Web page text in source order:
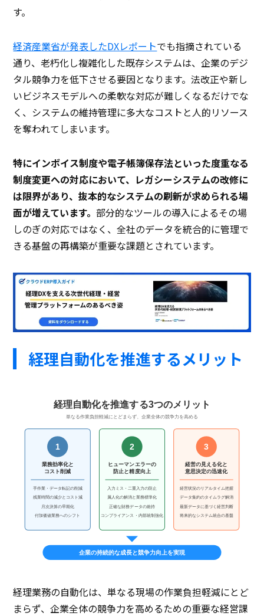
す。
経済産業省が発表したDXレポートでも指摘されている
通り、老朽化し複雑化した既存システムは、企業のデジ
タル競争力を低下させる要因となります。法改正や新し
いビジネスモデルへの柔軟な対応が難しくなるだけでな
く、システムの維持管理に多大なコストと人的リソース
を奪われてしまいます。
特にインボイス制度や電子帳簿保存法といった度重なる
制度変更への対応において、レガシーシステムの改修に
は限界があり、抜本的なシステムの刷新が求められる場
面が増えています。部分的なツールの導入によるその場
しのぎの対応ではなく、全社のデータを統合的に管理で
きる基盤の再構築が重要な課題とされています。
経理自動化を推進するメリット
経理自動化を推進する3つのメリット
単なる作業負担軽減にとどまらず、企業全体の競争力を高める
1
業務効率化と
コスト削減
手作業・データ転記の削減
残業時間の減少とコスト減
月次決算の早期化
付加価値業務へのシフト
2
ヒューマンエラーの
防止と精度向上
入力ミス・二重入力の防止
属人化の解消と業務標準化
正確な財務データの維持
コンプライアンス・内部統制強化
3
経営の見える化と
意思決定の迅速化
経営状況のリアルタイム把握
データ集約のタイムラグ解消
最新データに基づく経営判断
将来的なシステム統合の基盤
企業の持続的な成長と競争力向上を実現
経理業務の自動化は、単なる現場の作業負担軽減にとど
まらず、企業全体の競争力を高めるための重要な経営課